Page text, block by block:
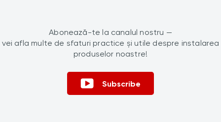
Abonează-te la canalul nostru —
vei afla multe de sfaturi practice și utile despre instalarea
produselor noastre!
Subscribe